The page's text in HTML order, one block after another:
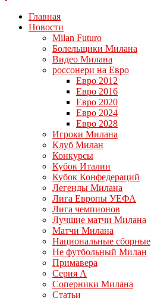
Главная
Новости
Milan Futuro
Болельщики Милана
Видео Милана
россонери на Евро
Евро 2012
Евро 2016
Евро 2020
Евро 2024
Евро 2028
Игроки Милана
Клуб Милан
Конкурсы
Кубок Италии
Кубок Конфедераций
Легенды Милана
Лига Европы УЕФА
Лига чемпионов
Лучшие матчи Милана
Матчи Милана
Национальные сборные
Не футбольный Милан
Примавера
Серия А
Соперники Милана
Статьи